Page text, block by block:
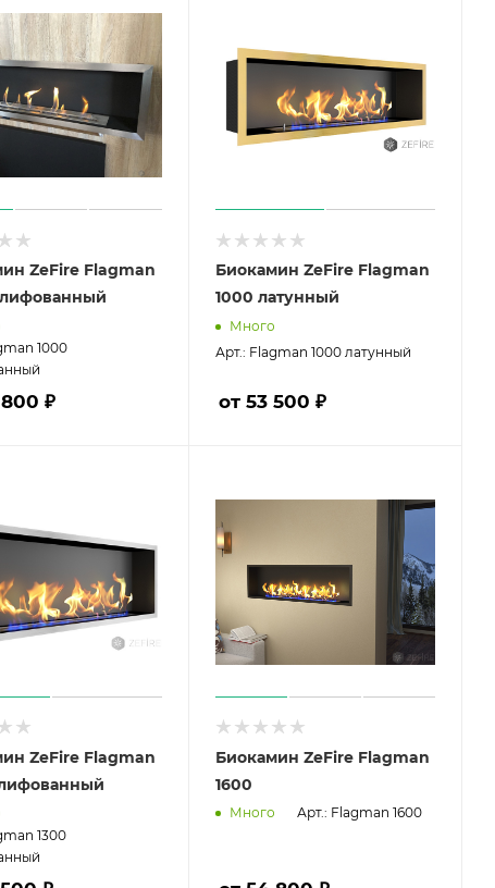
ZeFire Flagman
1000
₽
Биокамин ZeFire Flagman
1000 латунный
Много
Арт.: Flagman 1000 латунный
от 53 500 ₽
ZeFire Flagman
1300
Биокамин ZeFire Flagman
1600
Много Арт.: Flagman 1600